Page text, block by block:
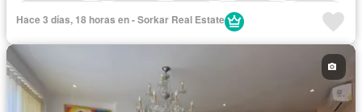
Gas natural
Internet
Tanque de agua
Vista panorámica
Hace 3 días, 18 horas en - Sorkar Real Estate